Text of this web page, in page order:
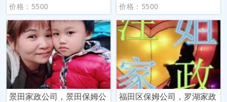
价格：5500 价格：5500
景田家政公司，景田保姆公
福田区保姆公司，罗湖家政